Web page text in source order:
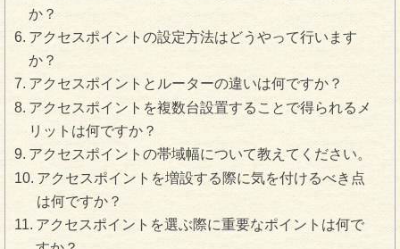
か？
アクセスポイントの設定方法はどうやって行います
か？
アクセスポイントとルーターの違いは何ですか？
アクセスポイントを複数台設置することで得られるメ
リットは何ですか？
アクセスポイントの帯域幅について教えてください。
アクセスポイントを増設する際に気を付けるべき点
は何ですか？
アクセスポイントを選ぶ際に重要なポイントは何で